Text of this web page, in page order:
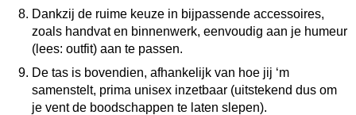
Dankzij de ruime keuze in bijpassende accessoires,
zoals handvat en binnenwerk, eenvoudig aan je humeur
(lees: outfit) aan te passen.
De tas is bovendien, afhankelijk van hoe jij ‘m
samenstelt, prima unisex inzetbaar (uitstekend dus om
je vent de boodschappen te laten slepen).